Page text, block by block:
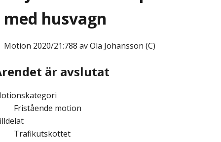
med husvagn
Motion 2020/21:788 av Ola Johansson (C)
är avslutat
Fristående motion
Trafikutskottet